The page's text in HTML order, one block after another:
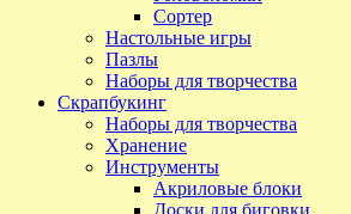
Сортер
Настольные игры
Пазлы
Наборы для творчества
Скрапбукинг
Наборы для творчества
Хранение
Инструменты
Акриловые блоки
Доски для биговки